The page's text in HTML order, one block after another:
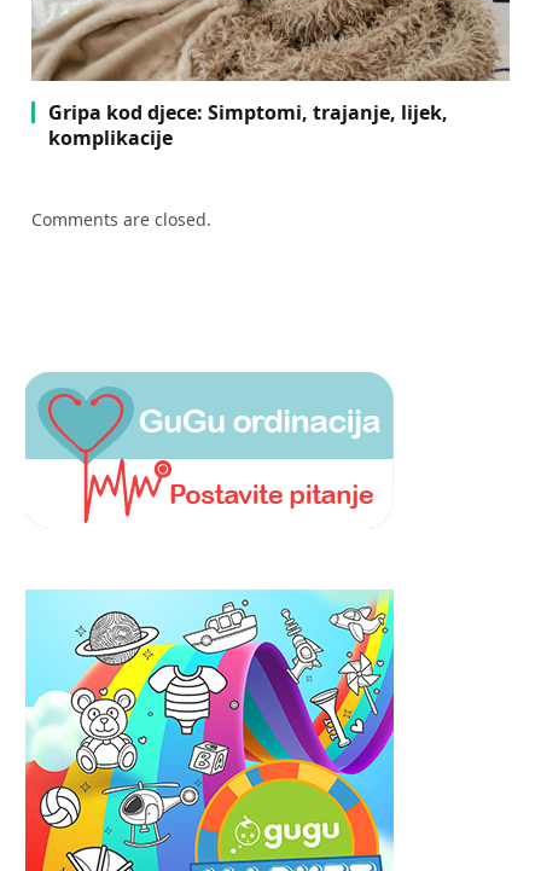
Gripa kod djece: Simptomi, trajanje, lijek,
komplikacije
Comments are closed.